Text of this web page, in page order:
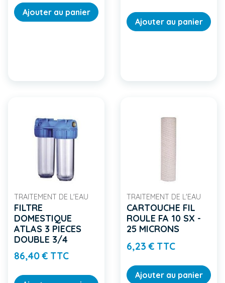
Ajouter au panier
Ajouter au panier
TRAITEMENT DE L'EAU
FILTRE
DOMESTIQUE
ATLAS 3 PIECES
DOUBLE 3/4
86,40 € TTCPrix
TRAITEMENT DE L'EAU
CARTOUCHE FIL
ROULE FA 10 SX -
25 MICRONS
6,23 € TTCPrix
Ajouter au panier